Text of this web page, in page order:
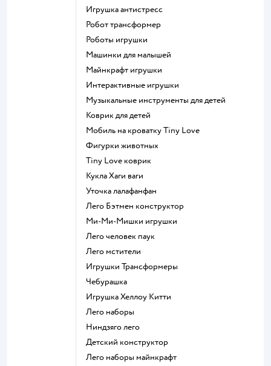
Игрушка антистресс
Робот трансформер
Роботы игрушки
Машинки для малышей
Майнкрафт игрушки
Интерактивные игрушки
Музыкальные инструменты для детей
Коврик для детей
Мобиль на кроватку Tiny Love
Фигурки животных
Tiny Love коврик
Кукла Хаги ваги
Уточка лалафанфан
Лего Бэтмен конструктор
Ми-Ми-Мишки игрушки
Лего человек паук
Лего мстители
Игрушки Трансформеры
Чебурашка
Игрушка Хеллоу Китти
Лего наборы
Ниндзяго лего
Детский конструктор
Лего наборы майнкрафт